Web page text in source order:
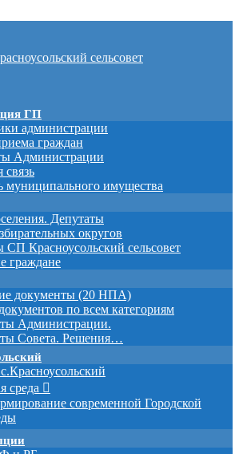
сельсовет
ГП
администрации
граждан
Администрации
связь
муниципального имущества
Депутаты
округов
СП Красноусольский сельсовет
граждане
документы (20 НПА)
по всем категориям
Администрации.
Совета. Решения…
среда
современной Городской